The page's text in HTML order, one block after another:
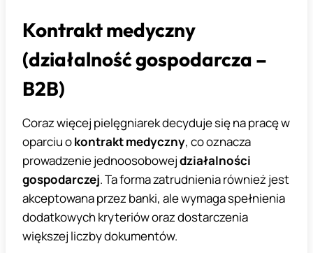
Kontrakt medyczny
(działalność gospodarcza –
B2B)
Coraz więcej pielęgniarek decyduje się na pracę w
oparciu okontrakt medyczny, co oznacza
prowadzenie jednoosobowejdziałalności
gospodarczej. Ta forma zatrudnienia również jest
akceptowana przez banki, ale wymaga spełnienia
dodatkowych kryteriów oraz dostarczenia
większej liczby dokumentów.